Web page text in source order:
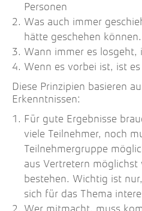
Personen
Was auch immer
hätte geschehen können.
Wann immer es
Wenn es vorbei ist, ist
Diese Prinzipien basieren
Erkenntnissen:
Für gute Ergebnisse
viele Teilnehmer, noch
Teilnehmergruppe
aus Vertretern möglichst
bestehen. Wichtig ist
sich für das Thema